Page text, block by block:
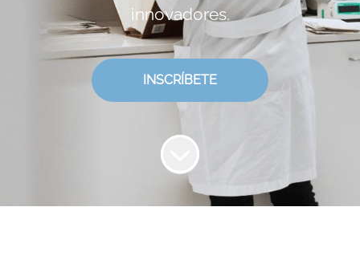
innovadores.
INSCRÍBETE